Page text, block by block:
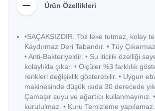
Ürün Özellikleri
•SAÇAKSIZDIR. Toz leke tutmaz, kolay
Kaydırmaz Deri Tabandır. • Tüy
• Anti-Bakteriyeldir. • Su iticilik özelliği
kolaylıkla çıkar. • Ölçüler %3 farklılık
renkleri değişiklik gösterebilir. • Uygun
makinesinde düşük ısıda 30 derecede
Çamaşır suyu ve ağartıcı kullanmayınız.
kurutulmaz. • Kuru Temizleme